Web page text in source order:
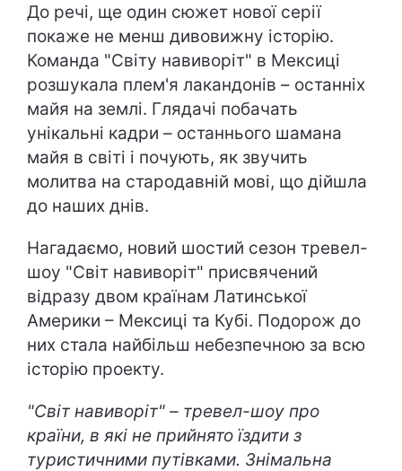
До речі, ще один сюжет нової серії
покаже не менш дивовижну історію.
Команда "Світу навиворіт" в Мексиці
розшукала плем'я лакандонів – останніх
майя на землі. Глядачі побачать
унікальні кадри – останнього шамана
майя в світі і почують, як звучить
молитва на стародавній мові, що дійшла
до наших днів.
Нагадаємо, новий шостий сезон тревел-
шоу "Світ навиворіт" присвячений
відразу двом країнам Латинської
Америки – Мексиці та Кубі. Подорож до
них стала найбільш небезпечною за всю
історію проекту.
"Світ навиворіт" – тревел-шоу про
країни, в які не прийнято їздити з
туристичними путівками. Знімальна